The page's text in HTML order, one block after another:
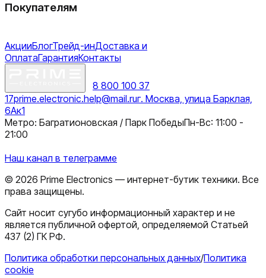
Покупателям
АкцииБлогТрейд-инДоставка и
ОплатаГарантияКонтакты
8 800 100 37
17prime.electronic.help@mail.ruг. Москва, улица Барклая,
6Ак1
Метро: Багратионовская / Парк ПобедыПн-Вс: 11:00 -
21:00
Наш канал в телеграмме
© 2026 Prime Electronics — интернет-бутик техники. Все
права защищены.
Сайт носит сугубо информационный характер и не
является публичной офертой, определяемой Статьей
437 (2) ГК РФ.
Политика обработки персональных данных/Политика
cookie